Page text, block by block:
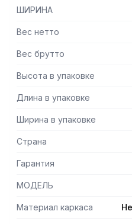
мм
— Стеллаж поставляется в
ШИРИНА
Вес нетто
Вес брутто
Высота в упаковке
Длина в упаковке
Ширина в упаковке
Страна
Гарантия
МОДЕЛЬ
Материал каркаса